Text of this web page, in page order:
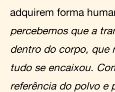
adquirem forma
percebemos que a
dentro do corpo, que
tudo se encaixou.
referência do polvo e